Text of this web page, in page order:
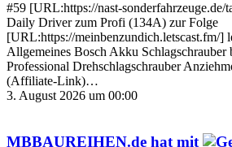
#59 [URL:https://nast-sonderfahrzeuge.de/
Daily Driver zum Profi (134A) zur Folge
[URL:https://meinbenzundich.letscast.fm/]
Allgemeines Bosch Akku Schlagschrauber
Professional Drehschlagschrauber
(Affiliate-Link)…
3. August 2026 um 00:00
MBBAUREIHEN.de hat mit